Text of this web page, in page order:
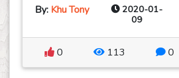
By: Khu Tony
2020-01-
09
0 113 0